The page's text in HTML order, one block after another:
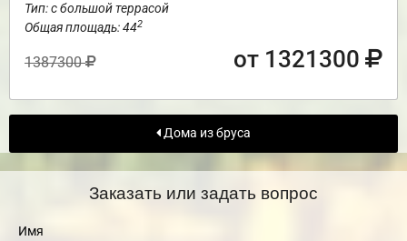
Тип: с большой террасой
Общая площадь: 442
1387300 от 1321300
Дома из бруса
Заказать или задать вопрос
Имя